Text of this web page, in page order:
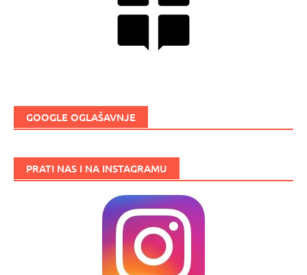
GOOGLE OGLAŠAVNJE
PRATI NAS I NA INSTAGRAMU